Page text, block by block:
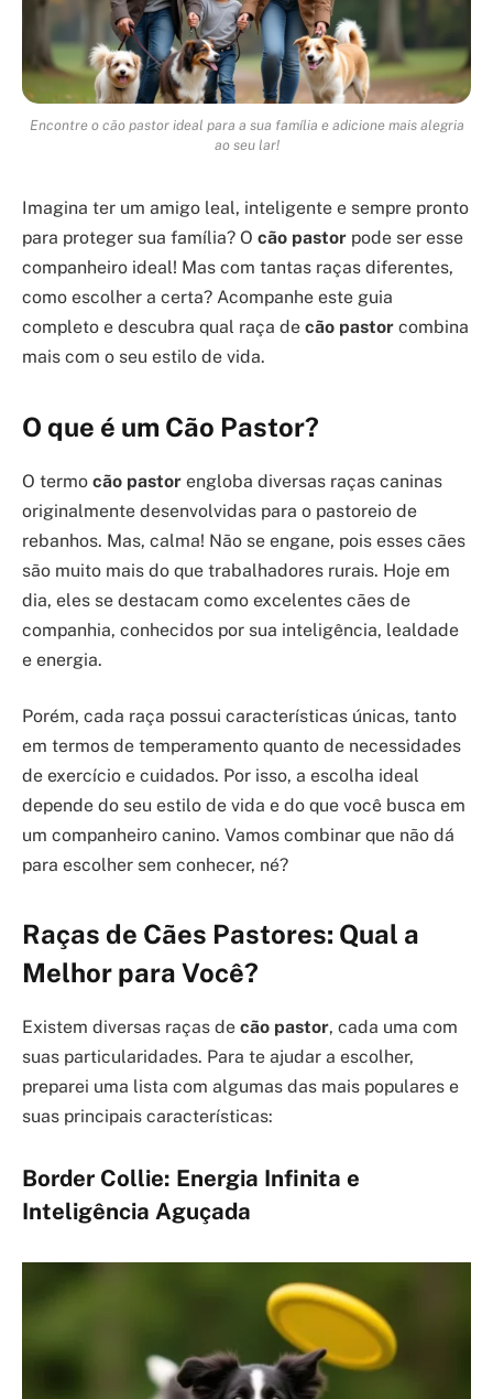
Encontre o cão pastor ideal para a sua família e adicione mais alegria
ao seu lar!
Imagina ter um amigo leal, inteligente e sempre pronto
para proteger sua família? O cão pastor pode ser esse
companheiro ideal! Mas com tantas raças diferentes,
como escolher a certa? Acompanhe este guia
completo e descubra qual raça de cão pastor combina
mais com o seu estilo de vida.
O que é um Cão Pastor?
O termo cão pastor engloba diversas raças caninas
originalmente desenvolvidas para o pastoreio de
rebanhos. Mas, calma! Não se engane, pois esses cães
são muito mais do que trabalhadores rurais. Hoje em
dia, eles se destacam como excelentes cães de
companhia, conhecidos por sua inteligência, lealdade
e energia.
Porém, cada raça possui características únicas, tanto
em termos de temperamento quanto de necessidades
de exercício e cuidados. Por isso, a escolha ideal
depende do seu estilo de vida e do que você busca em
um companheiro canino. Vamos combinar que não dá
para escolher sem conhecer, né?
Raças de Cães Pastores: Qual a
Melhor para Você?
Existem diversas raças de cão pastor, cada uma com
suas particularidades. Para te ajudar a escolher,
preparei uma lista com algumas das mais populares e
suas principais características:
Border Collie: Energia Infinita e
Inteligência Aguçada